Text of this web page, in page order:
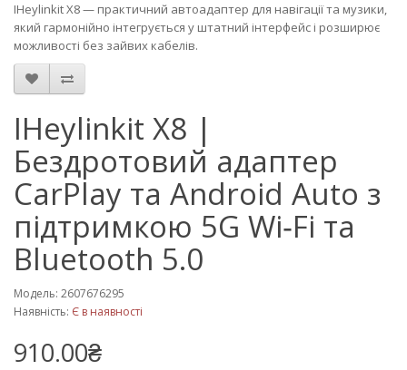
IHeylinkit X8 — практичний автоадаптер для навігації та музики,
який гармонійно інтегрується у штатний інтерфейс і розширює
можливості без зайвих кабелів.
IHeylinkit X8 |
Бездротовий адаптер
CarPlay та Android Auto з
підтримкою 5G Wi‑Fi та
Bluetooth 5.0
Модель: 2607676295
Наявність: Є в наявності
910.00₴